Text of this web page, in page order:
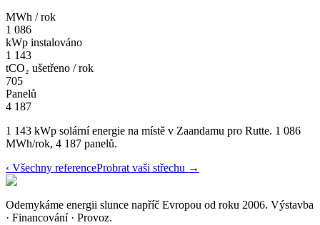
MWh / rok
1 086
kWp instalováno
1 143
tCO₂ ušetřeno / rok
705
Panelů
4 187
1 143 kWp solární energie na místě v Zaandamu pro Rutte. 1 086
MWh/rok, 4 187 panelů.
‹ Všechny referenceProbrat vaši střechu →
Odemykáme energii slunce napříč Evropou od roku 2006. Výstavba
· Financování · Provoz.